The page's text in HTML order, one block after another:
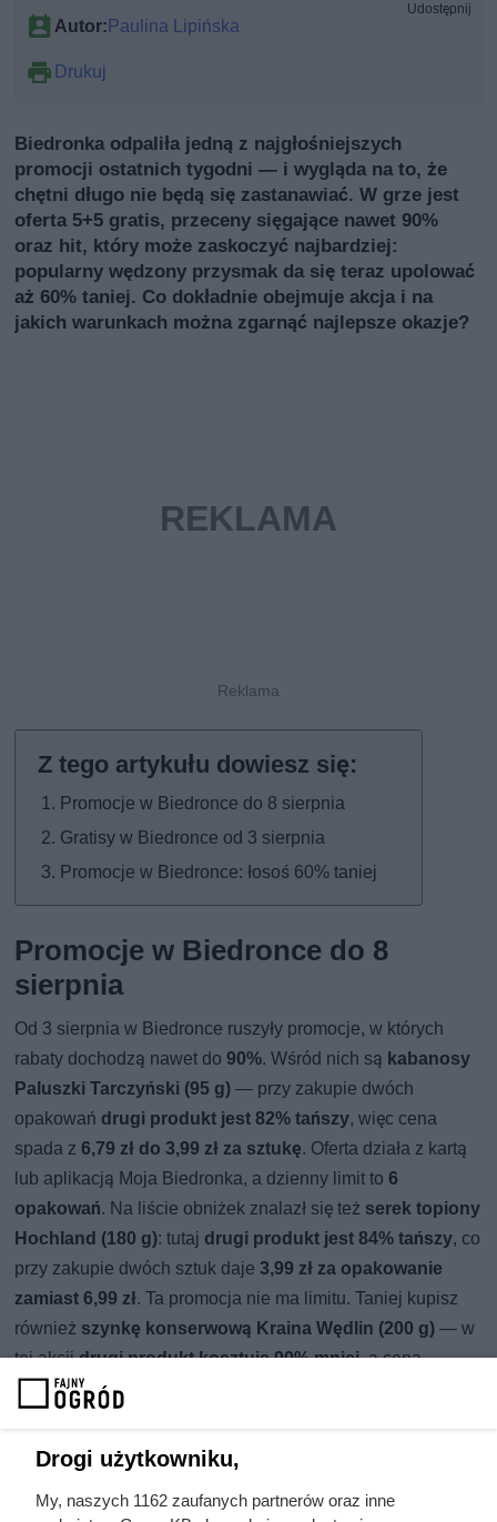
Autor: Paulina Lipińska
Drukuj
Udostępnij
Biedronka odpaliła jedną z najgłośniejszych
promocji ostatnich tygodni — i wygląda na to, że
chętni długo nie będą się zastanawiać. W grze jest
oferta 5+5 gratis, przeceny sięgające nawet 90%
oraz hit, który może zaskoczyć najbardziej:
popularny wędzony przysmak da się teraz upolować
aż 60% taniej. Co dokładnie obejmuje akcja i na
jakich warunkach można zgarnąć najlepsze okazje?
Promocje w Biedronce do 8 sierpnia
Gratisy w Biedronce od 3 sierpnia
Promocje w Biedronce: łosoś 60% taniej
Promocje w Biedronce do 8
sierpnia
Od 3 sierpnia w Biedronce ruszyły promocje, w których
rabaty dochodzą nawet do90%. Wśród nich są kabanosy
Paluszki Tarczyński (95 g) — przy zakupie dwóch
opakowań drugi produkt jest 82% tańszy, więc cena
spada z6,79 zł do 3,99 zł za sztukę. Oferta działa z kartą
lub aplikacją Moja Biedronka, a dzienny limit to6
opakowań. Na liście obniżek znalazł się też serek topiony
Hochland (180 g): tutaj drugi produkt jest 84% tańszy, co
przy zakupie dwóch sztuk daje3,99 zł za opakowanie
zamiast 6,99 zł. Ta promocja nie ma limitu. Taniej kupisz
również szynkę konserwową Kraina Wędlin (200 g) — w
tej akcjidrugi produkt kosztuje 90% mniej, a cena
schodzi z6,99 zł do 3,79 zł za sztukę
opakowania dziennie
. Wszystkie te promocje są dostępne
Drogi użytkowniku,
My, naszych 1162 zaufanych partnerów oraz inne